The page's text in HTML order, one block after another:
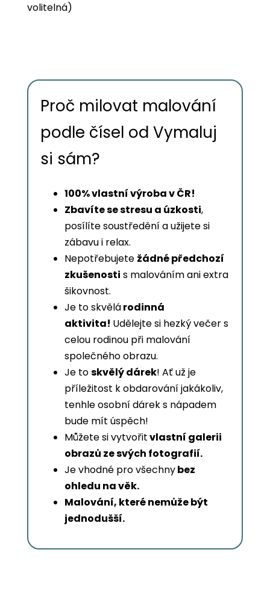
volitelná)
Proč milovat malování
podle čísel od Vymaluj
si sám?
100% vlastní výroba v ČR!
Zbavíte se stresu a úzkosti,
posílíte soustředění a užijete si
zábavu i relax.
Nepotřebujete žádné předchozí
zkušenosti s malováním ani extra
šikovnost.
Je to skvělárodinná
aktivita! Udělejte si hezký večer s
celou rodinou při malování
společného obrazu.
Je toskvělý dárek! Ať už je
příležitost k obdarování jakákoliv,
tenhle osobní dárek s nápadem
bude mít úspěch!
Můžete si vytvořitvlastní galerii
obrazů ze svých fotografií.
Je vhodné pro všechnybez
ohledu na věk.
Malování, které nemůže být
jednodušší.